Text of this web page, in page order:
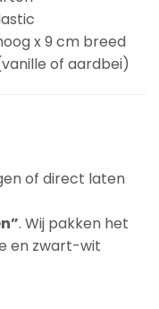
x 9 cm breed
of aardbei)
of direct laten
. Wij pakken het
en zwart-wit